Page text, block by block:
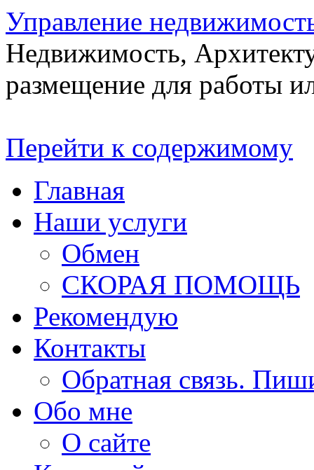
Управление
Недвижимость,
размещение для работы
Перейти к содержимому
Главная
Наши услуги
Обмен
СКОРАЯ ПОМОЩЬ
Рекомендую
Контакты
Обратная связь.
Обо мне
О сайте